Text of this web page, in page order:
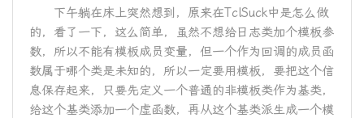
下午躺在床上突然想到，原来在TclSuck中是怎么做
的，看了一下，这么简单，虽然不想给日志类加个模板参
数，所以不能有模板成员变量，但一个作为回调的成员函
数属于哪个类是未知的，所以一定要用模板，要把这个信
息保存起来，只要先定义一个普通的非模板类作为基类，
给这个基类添加一个虚函数，再从这个基类派生成一个模